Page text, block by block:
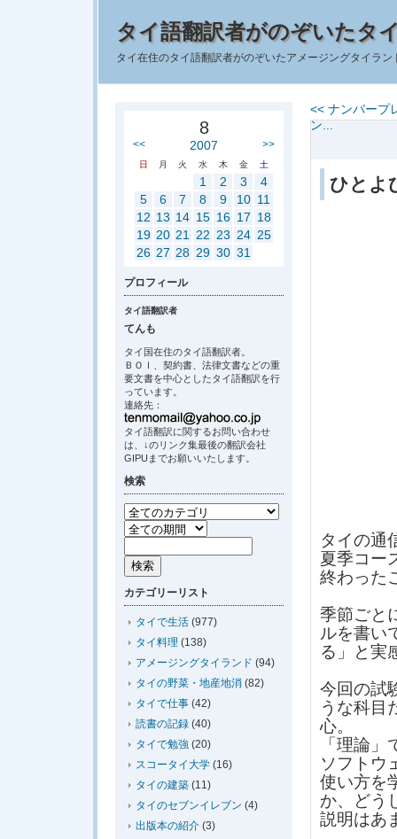
タイ語翻訳者がのぞいたタ
タイ在住のタイ語翻訳者がのぞいたアメージングタイラ
<< ナンバープ
ン...
ひとよ
タイの通
夏季コー
終わった
季節ごと
ルを書い
る」と実
今回の試
うな科目
心。
「理論
ソフトウ
使い方を
か、どう
説明はあ
8
<< 2007 >>
日 月 火 水 木 金 土
1 2 3
4
5
6 7 8 9 10 11
12 13 14 15 16 17 18
19 20 21 22 23 24 25
26 27 28 29 30 31
プロフィール
タイ語翻訳者
てんも
タイ国在住のタイ語翻訳者。
ＢＯＩ、契約書、法律文書などの重
要文書を中心としたタイ語翻訳を行
っています。
連絡先：
タイ語翻訳に関するお問い合わせ
は、↓のリンク集最後の翻訳会社
GIPUまでお願いいたします。
検索
カテゴリーリスト
タイで生活 (977)
タイ料理 (138)
アメージングタイランド (94)
タイの野菜・地産地消 (82)
タイで仕事 (42)
読書の記録 (40)
タイで勉強 (20)
スコータイ大学 (16)
タイの建築 (11)
タイのセブンイレブン (4)
出版本の紹介 (3)